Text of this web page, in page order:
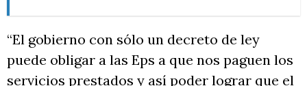
“El gobierno con sólo un decreto de ley
puede obligar a las Eps a que nos paguen los
servicios prestados y así poder lograr que el